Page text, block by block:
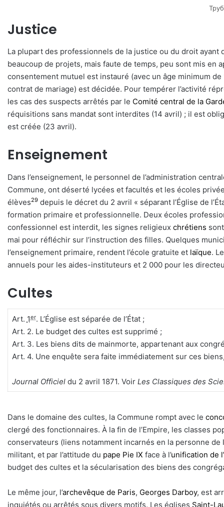
Justice
La plupart des professionnels de la justice ou du droit ayant
beaucoup de projets, mais faute de temps, peu sont mis
consentement mutuel est instauré (avec un âge minimum
contrat de mariage) est décidée. Pour tempérer l’activité
les cas des suspects arrêtés par le Comité central de la
réquisitions sans mandat sont interdites (14 avril) ; il est
est créée (23 avril).
Enseignement
Dans l’enseignement, le personnel de l’administration
Commune, ont déserté lycées et facultés et les écoles
élèves29 depuis le décret du 2 avril « séparant l’Église de
formation primaire et professionnelle. Deux écoles
confessionnel est interdit, les signes religieux chrétiens
mai pour réfléchir sur l’instruction des filles. Quelques
l’enseignement primaire, rendent l’école gratuite et laïque.
annuels pour les aides-instituteurs et 2 000 pour les
Cultes
Art. 1er. L’Église est séparée de l’État ;
Art. 2. Le budget des cultes est supprimé ;
Art. 3. Les biens dits de mainmorte, appartenant aux
Art. 4. Une enquête sera faite immédiatement sur ces
Journal Officieldu 2 avril 1871. Voir Les Classiques des
Dans le domaine des cultes, la Commune rompt avec le
clergé des fonctionnaires. À la fin de l’Empire, les classes
conservateurs (liens notamment incarnés en la personne de
militant, et par l’attitude du pape Pie IX face à l’unification de
budget des cultes et la sécularisation des biens des
Le même jour, l’archevêque de Paris, Georges Darboy, est
inquiétés ou arrêtés sous divers motifs. Les églises Saint-